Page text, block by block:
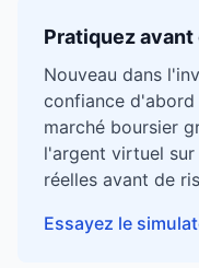
Pratiquez avant
Nouveau dans
confiance d'abord
marché boursier
l'argent virtuel sur
réelles avant de
Essayez le